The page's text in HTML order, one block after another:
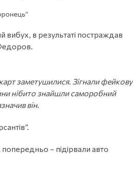
вибух, в результаті постраждав
заметушилися. Зігнали фейкову
нібито знайшли саморобний
він.
попередньо – підірвали авто